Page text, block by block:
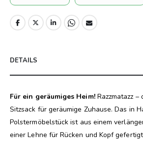
DETAILS
Für ein geräumiges Heim!Razzmatazz –
Sitzsack für geräumige Zuhause. Das in
Polstermöbelstück ist aus einem
einer Lehne für Rücken und Kopf